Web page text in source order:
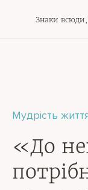
Знаки всюди,
Мудрість
«До